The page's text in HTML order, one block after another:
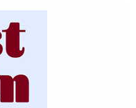
l'ont marqué. Et le
à vous faire